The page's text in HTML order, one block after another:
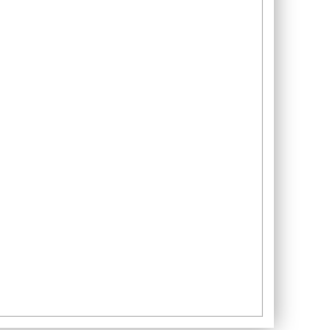
přístupové body